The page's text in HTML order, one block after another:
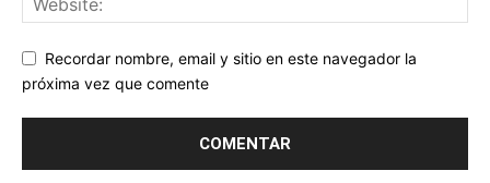
Recordar nombre, email y sitio en este navegador la
próxima vez que comente